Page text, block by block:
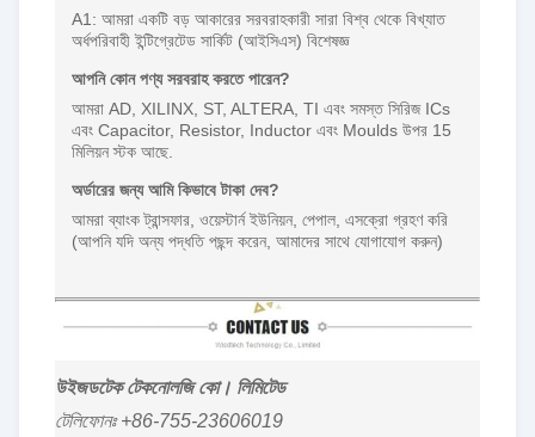
A1: আমরা একটি বড় আকারের সরবরাহকারী সারা বিশ্ব থেকে বিখ্যাত
অর্ধপরিবাহী ইন্টিগ্রেটেড সার্কিট (আইসিএস) বিশেষজ্ঞ
আপনি কোন পণ্য সরবরাহ করতে পারেন?
আমরা AD, XILINX, ST, ALTERA, TI এবং সমস্ত সিরিজ ICs
এবং Capacitor, Resistor, Inductor এবং Moulds উপর 15
মিলিয়ন স্টক আছে.
অর্ডারের জন্য আমি কিভাবে টাকা দেব?
আমরা ব্যাংক ট্রান্সফার, ওয়েস্টার্ন ইউনিয়ন, পেপাল, এসক্রো গ্রহণ করি
(আপনি যদি অন্য পদ্ধতি পছন্দ করেন, আমাদের সাথে যোগাযোগ করুন)
উইজডটেক টেকনোলজি কো। লিমিটেড
টেলিফোনঃ +86-755-23606019